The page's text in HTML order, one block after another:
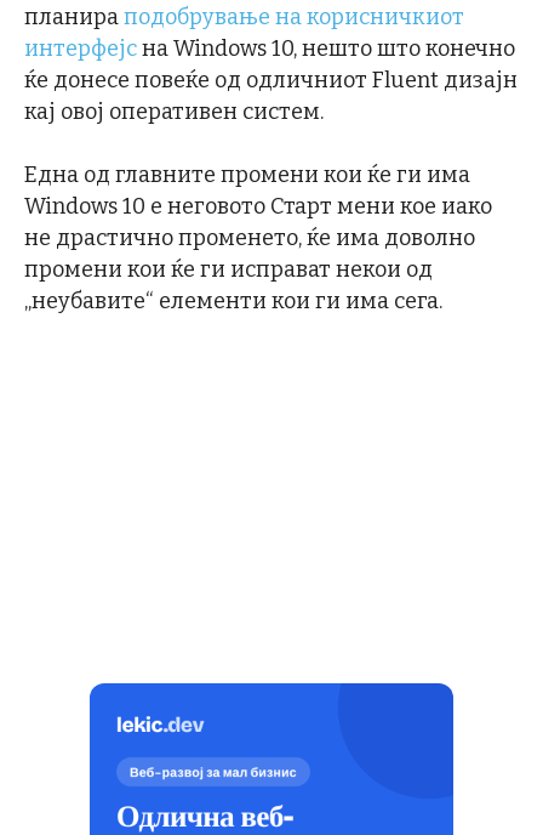
планираподобрување на корисничкиот
интерфејсна Windows 10, нешто што конечно
ќе донесе повеќе од одличниот Fluent дизајн
кај овој оперативен систем.
Една од главните промени кои ќе ги има
Windows 10 е неговото Старт мени кое иако
не драстично променето, ќе има доволно
промени кои ќе ги исправат некои од
„неубавите“ елементи кои ги има сега.